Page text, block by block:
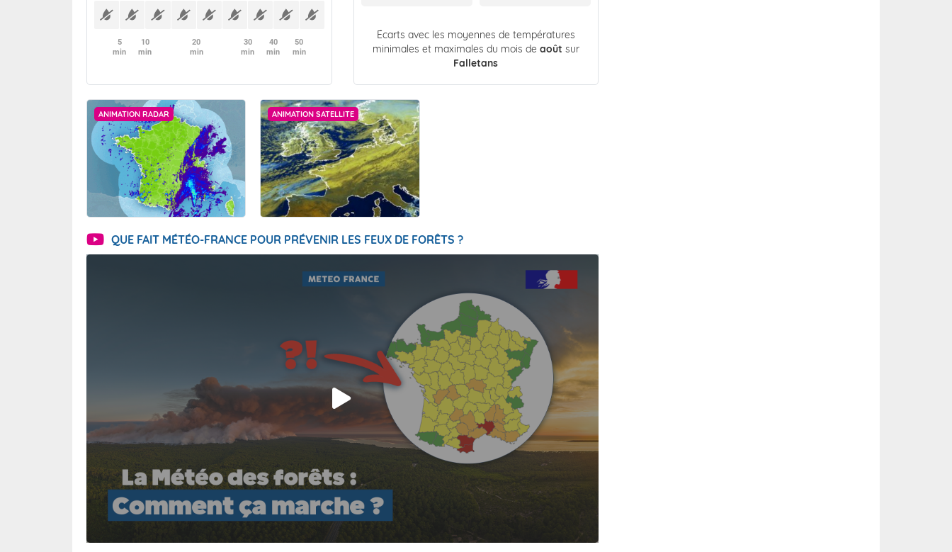
5
min
10
min
20
min
30
min
40
min
50
min
Écarts avec les moyennes de températures
minimales et maximales du mois de août sur
Falletans
ANIMATION RADAR ANIMATION SATELLITE
QUE FAIT MÉTÉO-FRANCE POUR PRÉVENIR LES FEUX DE FORÊTS ?